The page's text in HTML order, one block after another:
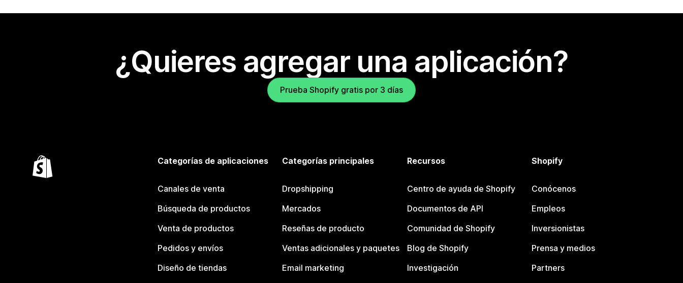
¿Quieres agregar una aplicación?
Prueba Shopify gratis por 3 días
Categorías de aplicaciones
Canales de venta
Búsqueda de productos
Venta de productos
Pedidos y envíos
Diseño de tiendas
Categorías principales
Dropshipping
Mercados
Reseñas de producto
Ventas adicionales y paquetes
Email marketing
Recursos
Centro de ayuda de Shopify
Documentos de API
Comunidad de Shopify
Blog de Shopify
Investigación
Shopify
Conócenos
Empleos
Inversionistas
Prensa y medios
Partners